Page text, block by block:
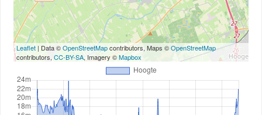
Leaflet| Data ©OpenStreetMapcontributors, Maps ©OpenStreetMap
contributors, CC-BY-SA, Imagery ©Mapbox